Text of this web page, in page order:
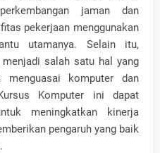
jaman dan
pekerjaan menggunakan
utamanya. Selain itu,
salah satu hal yang
menguasai komputer dan
Komputer ini dapat
meningkatkan kinerja
pengaruh yang baik